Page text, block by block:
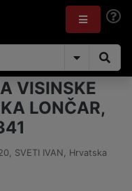
VISINSKE
LONČAR,
, SVETI IVAN, Hrvatska